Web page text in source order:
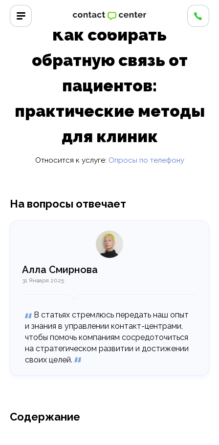
Главная
Как собирать обратную связь от
пациентов: практические методы для клиник
Как собирать
обратную связь от
пациентов:
практические методы
для клиник
Относится к услуге: Опросы по телефону
На вопросы отвечает
Алла Смирнова
31 Января 2025
В статьях стремлюсь передать наш опыт
и знания в управлении контакт-центрами,
чтобы помочь компаниям сосредоточиться
на стратегическом развитии и достижении
своих целей.
Содержание